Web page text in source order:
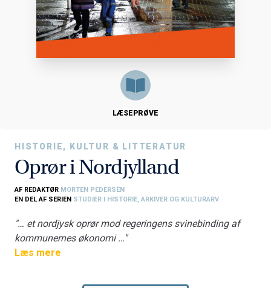
LÆSEPRØVE
HISTORIE, KULTUR & LITTERATUR
Oprør i Nordjylland
AF REDAKTØR MORTEN PEDERSEN
EN DEL AF SERIEN STUDIER I HISTORIE, ARKIVER OG KULTURARV
"… et nordjysk oprør mod regeringens svinebinding af
kommunernes økonomi …"
– det blev Aalborgs borgmester Henning G. Jensen
lurede i horisonten i 2010.
Læs mere